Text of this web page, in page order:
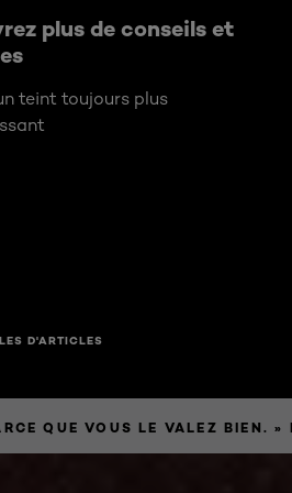
plus de conseils et
teint toujours plus
D'ARTICLES
QUE VOUS LE VALEZ BIEN.